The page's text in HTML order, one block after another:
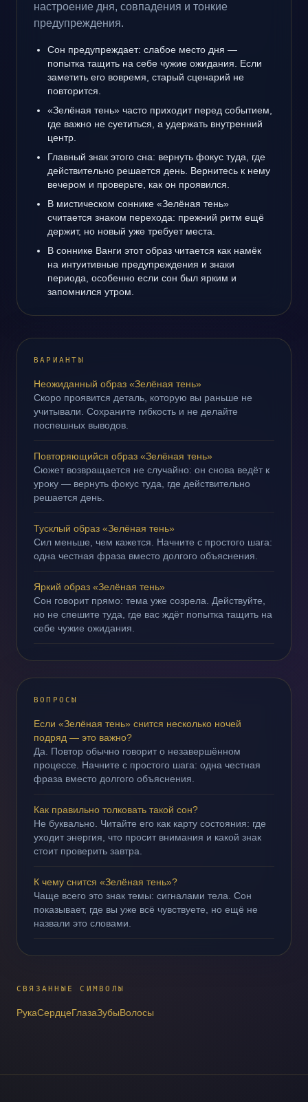
настроение дня, совпадения и тонкие
предупреждения.
Сон предупреждает: слабое место дня —
попытка тащить на себе чужие ожидания. Если
заметить его вовремя, старый сценарий не
повторится.
«Зелёная тень» часто приходит перед событием,
где важно не суетиться, а удержать внутренний
центр.
Главный знак этого сна: вернуть фокус туда, где
действительно решается день. Вернитесь к нему
вечером и проверьте, как он проявился.
В мистическом соннике «Зелёная тень»
считается знаком перехода: прежний ритм ещё
держит, но новый уже требует места.
В соннике Ванги этот образ читается как намёк
на интуитивные предупреждения и знаки
периода, особенно если сон был ярким и
запомнился утром.
ВАРИАНТЫ
Неожиданный образ «Зелёная тень»
Скоро проявится деталь, которую вы раньше не
учитывали. Сохраните гибкость и не делайте
поспешных выводов.
Повторяющийся образ «Зелёная тень»
Сюжет возвращается не случайно: он снова ведёт к
уроку — вернуть фокус туда, где действительно
решается день.
Тусклый образ «Зелёная тень»
Сил меньше, чем кажется. Начните с простого шага:
одна честная фраза вместо долгого объяснения.
Яркий образ «Зелёная тень»
Сон говорит прямо: тема уже созрела. Действуйте,
но не спешите туда, где вас ждёт попытка тащить на
себе чужие ожидания.
ВОПРОСЫ
Если «Зелёная тень» снится несколько ночей
подряд — это важно?
Да. Повтор обычно говорит о незавершённом
процессе. Начните с простого шага: одна честная
фраза вместо долгого объяснения.
Как правильно толковать такой сон?
Не буквально. Читайте его как карту состояния: где
уходит энергия, что просит внимания и какой знак
стоит проверить завтра.
К чему снится «Зелёная тень»?
Чаще всего это знак темы: сигналами тела. Сон
показывает, где вы уже всё чувствуете, но ещё не
назвали это словами.
СВЯЗАННЫЕ СИМВОЛЫ
РукаСердцеГлазаЗубыВолосы